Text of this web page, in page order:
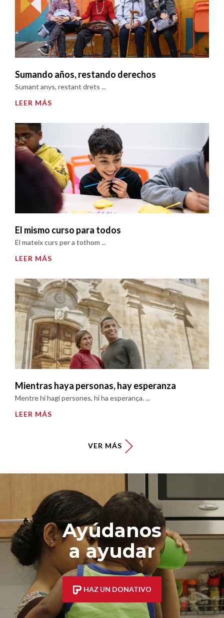
Sumando años, restando derechos
Sumant anys, restant drets ...
LEER MÁS
El mismo curso para todos
El mateix curs per a tothom ...
LEER MÁS
Mientras haya personas, hay esperanza
Mentre hi hagi persones, hi ha esperança. ...
LEER MÁS
VER MÁS
Ayúdanos
a ayudar
HAZ UN DONATIVO